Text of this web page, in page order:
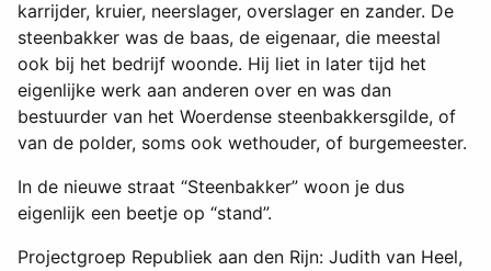
karrijder, kruier, neerslager, overslager en zander. De
steenbakker was de baas, de eigenaar, die meestal
ook bij het bedrijf woonde. Hij liet in later tijd het
eigenlijke werk aan anderen over en was dan
bestuurder van het Woerdense steenbakkersgilde, of
van de polder, soms ook wethouder, of burgemeester.
In de nieuwe straat “Steenbakker” woon je dus
eigenlijk een beetje op “stand”.
Projectgroep Republiek aan den Rijn: Judith van Heel,